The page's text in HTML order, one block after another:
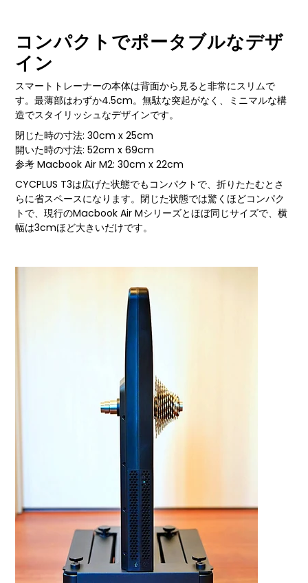
コンパクトでポータブルなデザ
イン
スマートトレーナーの本体は背面から見ると非常にスリムで
す。最薄部はわずか4.5cm。無駄な突起がなく、ミニマルな構
造でスタイリッシュなデザインです。
閉じた時の寸法: 30cm x 25cm
開いた時の寸法: 52cm x 69cm
参考 Macbook Air M2: 30cm x 22cm
CYCPLUS T3は広げた状態でもコンパクトで、折りたたむとさ
らに省スペースになります。閉じた状態では驚くほどコンパク
トで、現行のMacbook Air Mシリーズとほぼ同じサイズで、横
幅は3cmほど大きいだけです。